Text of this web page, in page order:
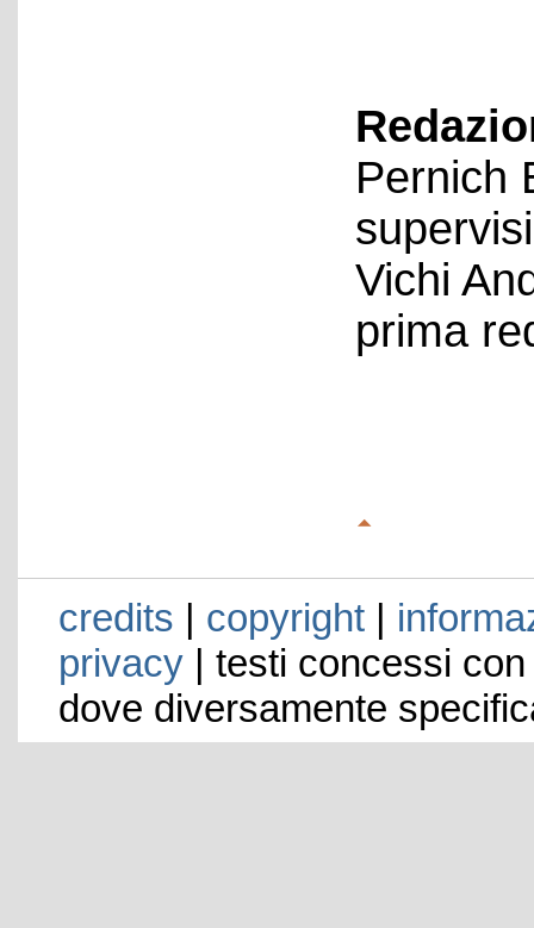
Pernich
Vichi
prima
credits | copyright|
privacy| testi concessi
dove diversamente